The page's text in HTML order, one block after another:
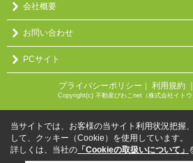
会社概要
お問い合わせ
PCサイト
プライバシーポリシー ｜ 利用規約
Copyright(c) 不動産びわこnet（株式会社イト
当サイトでは、お客様の当サイト利用状況把握
して、クッキー（Cookie）を使用しています。
詳しくは、当社の 「Cookieの取扱いについて」